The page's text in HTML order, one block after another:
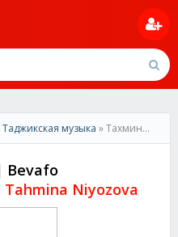
Таджикская музыка » Тахмина Ниёзова-Бевафо | Tahmina Niyozova-Bevafo
Bevafo
Niyozova